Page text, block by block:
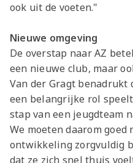
ook uit de voeten."
Nieuwe omgeving
De overstap naar AZ
een nieuwe club, maar
Van der Gragt benadrukt
een belangrijke rol
stap van een jeugdteam
We moeten daarom
ontwikkeling zorgvuldig
dat ze zich snel thuis